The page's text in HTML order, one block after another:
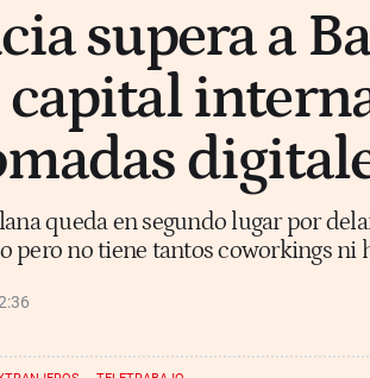
supera a
queda en segundo lugar por
pero no tiene tantos coworkings ni